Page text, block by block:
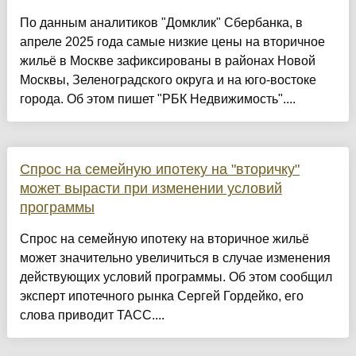
По данным аналитиков "Домклик" Сбербанка, в
апреле 2025 года самые низкие цены на вторичное
жильё в Москве зафиксированы в районах Новой
Москвы, Зеленоградского округа и на юго-востоке
города. Об этом пишет "РБК Недвижимость"....
Спрос на семейную ипотеку на "вторичку"
может вырасти при изменении условий
программы
Спрос на семейную ипотеку на вторичное жильё
может значительно увеличиться в случае изменения
действующих условий программы. Об этом сообщил
эксперт ипотечного рынка Сергей Гордейко, его
слова приводит ТАСС....